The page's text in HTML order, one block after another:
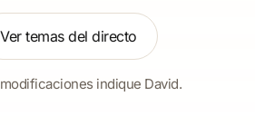
Ver temas del directo
indique David.